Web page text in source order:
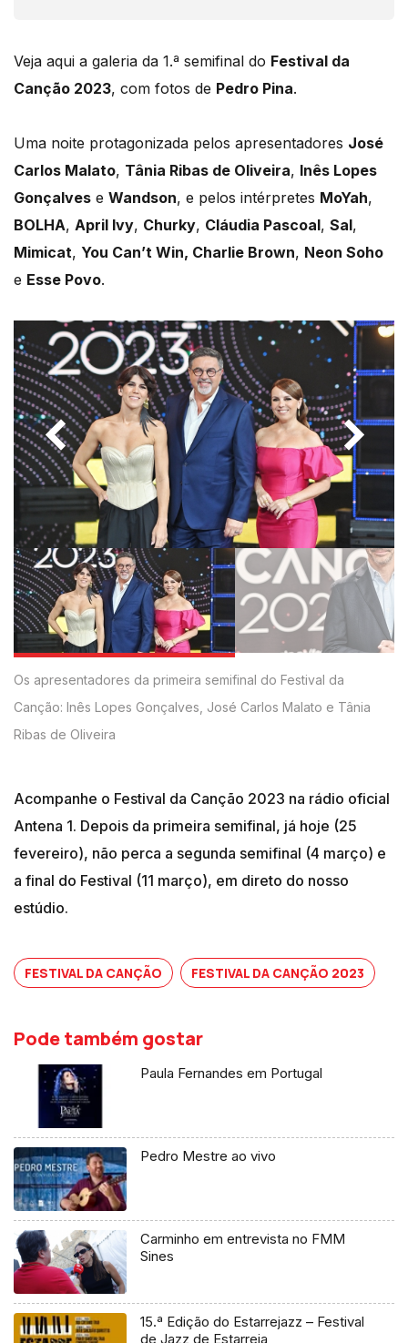
Veja aqui a galeria da 1.ª semifinal do Festival da
Canção 2023, com fotos de Pedro Pina.
Uma noite protagonizada pelos apresentadores José
Carlos Malato, Tânia Ribas de Oliveira, Inês Lopes
Gonçalves e Wandson, e pelos intérpretes MoYah,
BOLHA, April Ivy, Churky, Cláudia Pascoal, Sal,
Mimicat, You Can’t Win, Charlie Brown, Neon Soho
e Esse Povo.
Os apresentadores da primeira semifinal do Festival da
Canção: Inês Lopes Gonçalves, José Carlos Malato e Tânia
Ribas de Oliveira
Acompanhe o Festival da Canção 2023 na rádio oficial
Antena 1. Depois da primeira semifinal, já hoje (25
fevereiro), não perca a segunda semifinal (4 março) e
a final do Festival (11 março), em direto do nosso
estúdio.
FESTIVAL DA CANÇÃO FESTIVAL DA CANÇÃO 2023
Pode também gostar
Paula Fernandes em Portugal
Pedro Mestre ao vivo
Carminho em entrevista no FMM
Sines
15.ª Edição do Estarrejazz – Festival
de Jazz de Estarreja